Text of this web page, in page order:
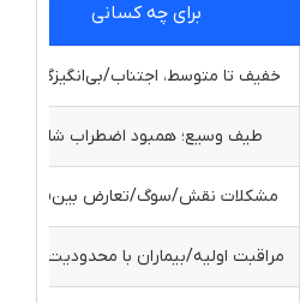
برای چه کسانی
خفیف تا متوسط، اجتناب/بی‌انگیزگی بالا
طیف وسیع؛ همبود اضطراب شایع
مشکلات نقش/سوگ/تعارض بین‌فردی
مراقبت اولیه/بیماران با محدودیت زمان